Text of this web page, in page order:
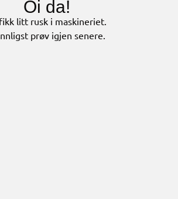
Oi da!
litt rusk i maskineriet.
prøv igjen senere.